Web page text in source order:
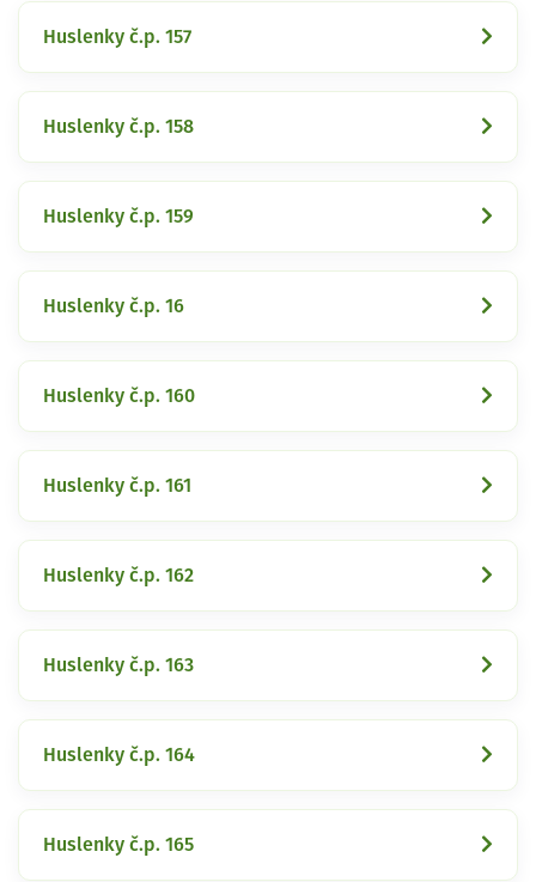
Huslenky č.p. 157
Huslenky č.p. 158
Huslenky č.p. 159
Huslenky č.p. 16
Huslenky č.p. 160
Huslenky č.p. 161
Huslenky č.p. 162
Huslenky č.p. 163
Huslenky č.p. 164
Huslenky č.p. 165